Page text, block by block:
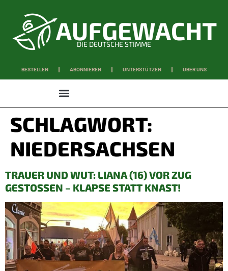
DIE DEUTSCHE STIMME
BESTELLEN ABONNIEREN UNTERSTÜTZEN ÜBER UNS
SCHLAGWORT:
NIEDERSACHSEN
TRAUER UND WUT: LIANA (16) VOR ZUG
GESTOSSEN – KLAPSE STATT KNAST!